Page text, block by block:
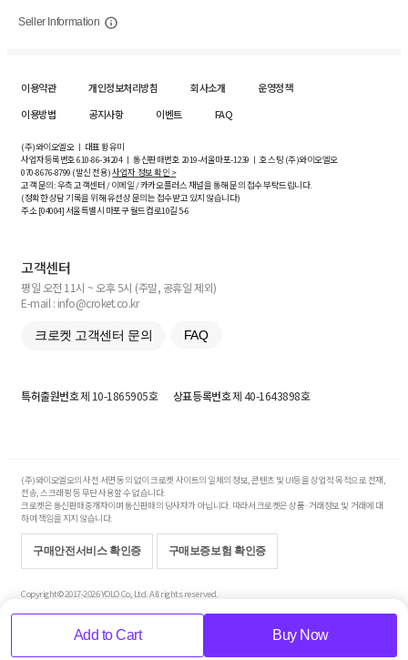
Add to Cart Buy Now
Seller Information
이용약관 개인정보처리방침 회사소개
운영정책
이용방법
공지사항 이벤트 FAQ
(주)와이오엘오 ㅣ 대표 황유미
사업자등록번호610-86-34204ㅣ 통신판매번호 2019-서울마포-1239 ㅣ 호스팅 (주)와이오엘오
070-8676-8799 (발신 전용)사업자 정보 확인 >
고객 문의: 우측 고객센터 / 이메일 / 카카오플러스 채널을 통해 문의 접수 부탁드립니다.
(정확한 상담 기록을 위해 유선상 문의는 접수받고 있지 않습니다)
주소 [04004] 서울특별시 마포구 월드컵로10길5-6
고객센터
평일 오전 11시 ~ 오후 5시 (주말, 공휴일 제외)
E-mail : info@croket.co.kr
크로켓 고객센터 문의 FAQ
특허출원번호제 10-1865905호 상표등록번호제 40-1643898호
(주)와이오엘오의 사전 서면 동의 없이 크로켓 사이트의 일체의 정보, 콘텐츠 및 UI등을 상업적 목적으로 전재,
전송, 스크래핑 등 무단 사용할 수 없습니다.
크로켓은 통신판매중개자이며 통신판매의 당사자가 아닙니다. 따라서 크로켓은 상품·거래정보 및 거래에 대
하여 책임을 지지 않습니다.
구매안전서비스 확인증 구매보증보험 확인증
Copyright© 2017-2026 YOLO Co, Ltd. All rights reserved.